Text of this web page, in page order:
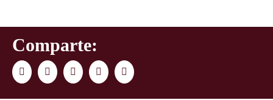
Comparte:
FacebookTwitter LinkedInWhatsAppCorreo
electrónico